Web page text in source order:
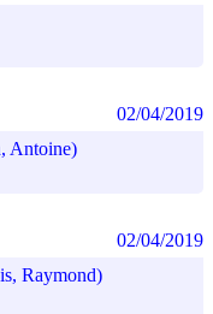
Antoine)
02/04/2019
Raymond)
02/04/2019